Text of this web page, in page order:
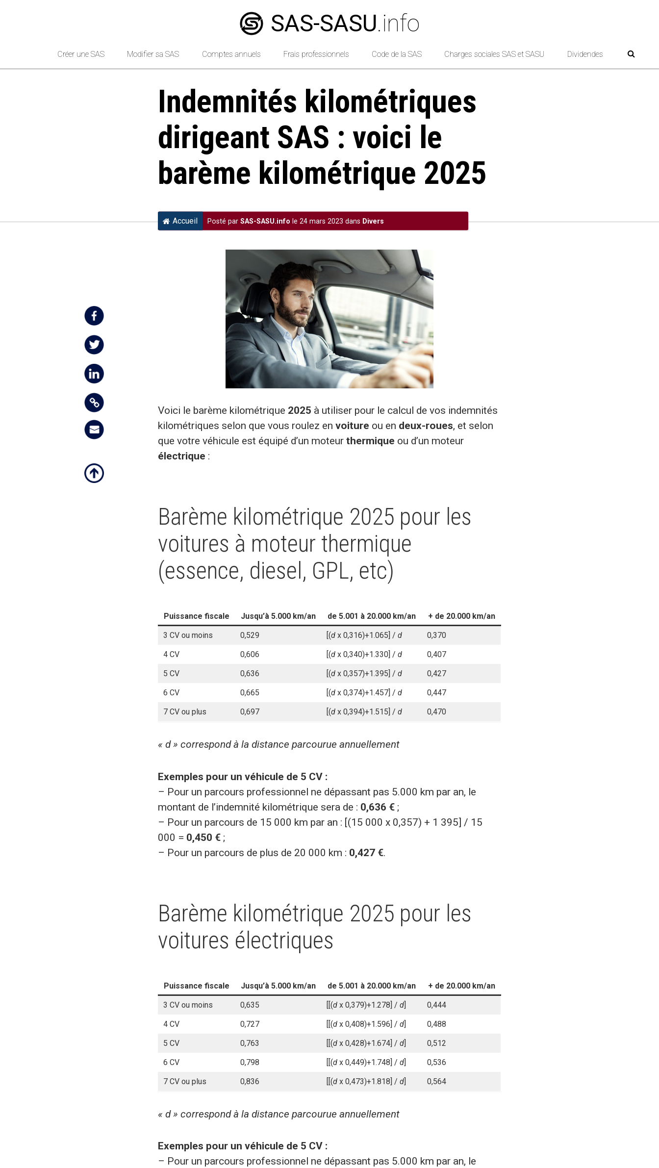
SAS-SASU.info
Créer une SAS Modifier sa SAS Comptes annuels Frais professionnels Code de la SAS Charges sociales SAS et SASU Dividendes
Indemnités kilométriques
dirigeant SAS : voici le
barème kilométrique 2025
Accueil Posté par SAS-SASU.info le 24 mars 2023 dans Divers
Voici le barème kilométrique 2025 à utiliser pour le calcul de vos indemnités
kilométriques selon que vous roulez en voiture ou en deux-roues, et selon
que votre véhicule est équipé d’un moteur thermique ou d’un moteur
électrique :
Barème kilométrique 2025 pour les
voitures à moteur thermique
(essence, diesel, GPL, etc)
Puissance fiscale Jusqu’à 5.000 km/an de 5.001 à 20.000 km/an + de 20.000 km/an
3 CV ou moins 0,529 [(d x 0,316)+1.065] / d 0,370
4 CV 0,606 [(d x 0,340)+1.330] / d 0,407
5 CV 0,636 [(d x 0,357)+1.395] / d 0,427
6 CV 0,665 [(d x 0,374)+1.457] / d 0,447
7 CV ou plus 0,697 [(d x 0,394)+1.515] / d 0,470
« d » correspond à la distance parcourue annuellement
Exemples pour un véhicule de 5 CV :
– Pour un parcours professionnel ne dépassant pas 5.000 km par an, le
montant de l’indemnité kilométrique sera de : 0,636 € ;
– Pour un parcours de 15 000 km par an : [(15 000 x 0,357) + 1 395] / 15
000 = 0,450 € ;
– Pour un parcours de plus de 20 000 km : 0,427 €.
Barème kilométrique 2025 pour les
voitures électriques
Puissance fiscale Jusqu’à 5.000 km/an de 5.001 à 20.000 km/an + de 20.000 km/an
3 CV ou moins 0,635 [[(d x 0,379)+1.278] / d] 0,444
4 CV 0,727 [[(d x 0,408)+1.596] / d] 0,488
5 CV 0,763 [[(d x 0,428)+1.674] / d] 0,512
6 CV 0,798 [[(d x 0,449)+1.748] / d] 0,536
7 CV ou plus 0,836 [[(d x 0,473)+1.818] / d] 0,564
« d » correspond à la distance parcourue annuellement
Exemples pour un véhicule de 5 CV :
– Pour un parcours professionnel ne dépassant pas 5.000 km par an, le